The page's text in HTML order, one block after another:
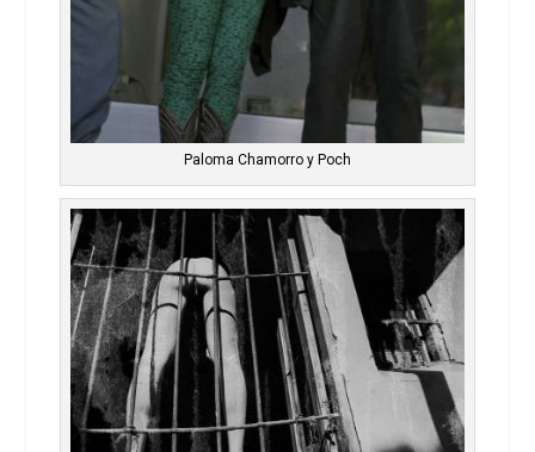
Paloma Chamorro y Poch